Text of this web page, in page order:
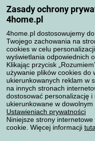
Zasady ochrony
4home.pl
4home.pl dostosowujemy
Twojego zachowania na
cookies w celu
wyświetlania odpowiednich
Klikając przycisk
używanie plików cookies do
ukierunkowanych reklam w
na innych stronach
dostosować personalizację i
ukierunkowane w
Ustawieniach prywatności
Niniejsze strony
cookie. Więcej informacji
Zasady przetwarzania
Sposoby transportu
Metody płatności
Niezawodny sklep